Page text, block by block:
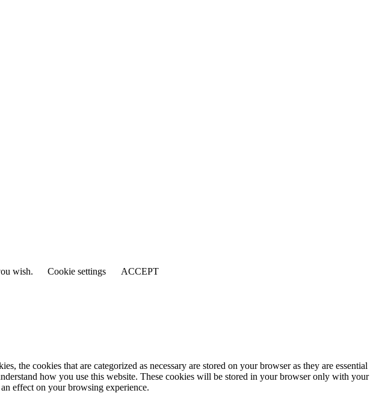
wish. Cookie settings
ACCEPT
the cookies that are categorized as necessary are stored on your browser as they are essential
how you use this website. These cookies will be stored in your browser only with your
effect on your browsing experience.